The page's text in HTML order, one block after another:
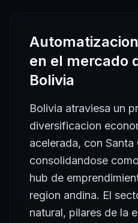
en el mercado
Bolivia
Bolivia atraviesa un
diversificacion
acelerada, con Santa
consolidandose
hub de
region andina. El
natural, pilares de la